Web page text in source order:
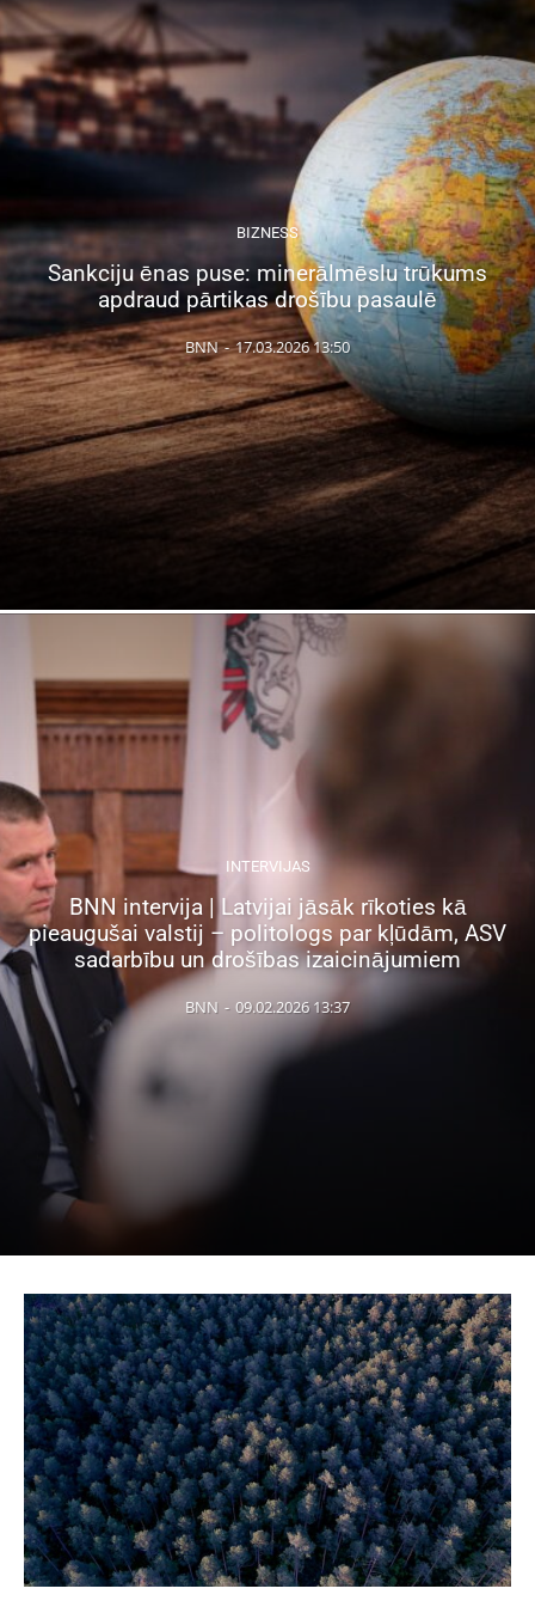
BIZNESS
Sankciju ēnas puse: minerālmēslu trūkums
apdraud pārtikas drošību pasaulē
BNN - 17.03.2026 13:50
INTERVIJAS
BNN intervija | Latvijai jāsāk rīkoties kā
pieaugušai valstij – politologs par kļūdām, ASV
sadarbību un drošības izaicinājumiem
BNN - 09.02.2026 13:37